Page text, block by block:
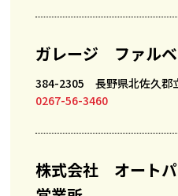
ガレージ ファル
384-2305 長野県北佐久郡
0267-56-3460
株式会社 オート